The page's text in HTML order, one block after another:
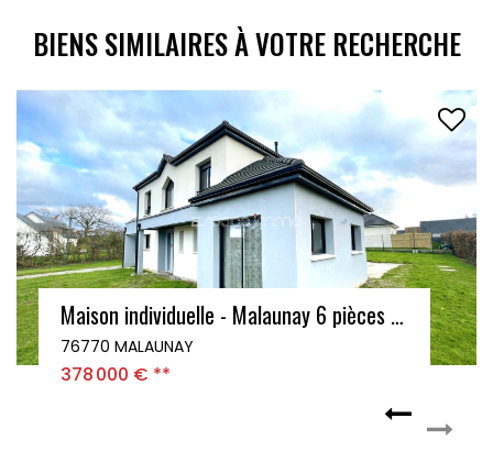
BIENS SIMILAIRES À VOTRE RECHERCHE
COMPROMIS SIGNÉ
Chaumière individuelle de 113 m² avec garage - Quincampoix centre - 5 pièces - terrain de 628 m²
76230 QUINCAMPOIX
Vendu